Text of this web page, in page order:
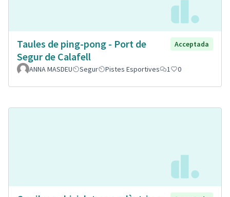
Taules de ping-pong - Port de
Segur de Calafell
Acceptada
ANNA MASDEU Segur Pistes Esportives 1 0